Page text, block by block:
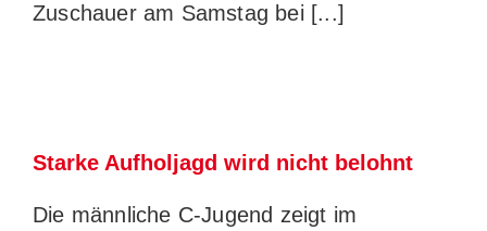
Zuschauer am Samstag bei [...]
Starke Aufholjagd wird nicht belohnt
Die männliche C-Jugend zeigt im